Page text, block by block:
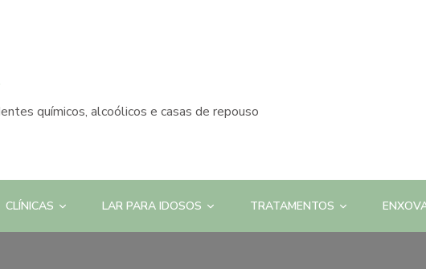
químicos, alcoólicos e casas de repouso
CLÍNICAS LAR PARA IDOSOS TRATAMENTOS